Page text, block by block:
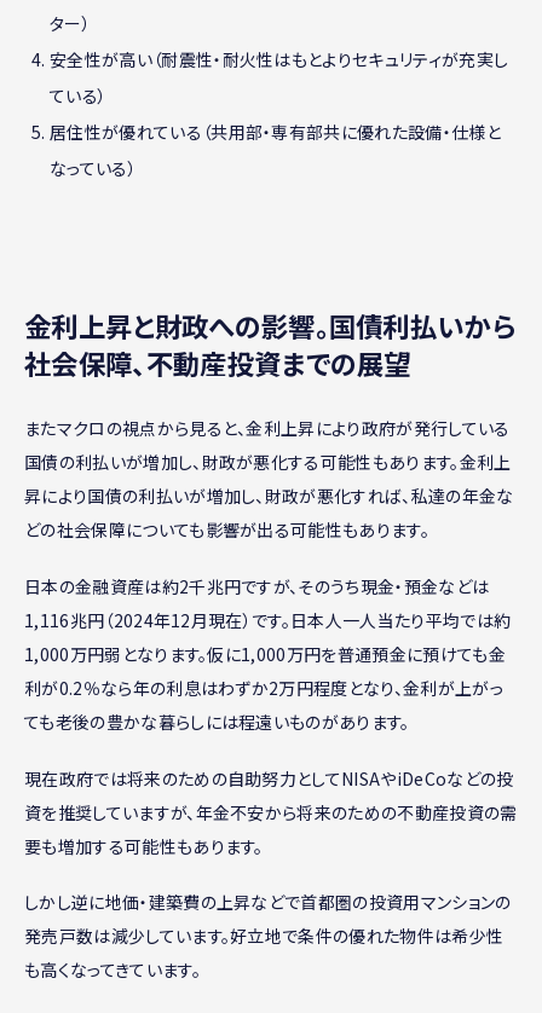
ター）
安全性が高い（耐震性・耐火性はもとよりセキュリティが充実し
ている）
居住性が優れている（共用部・専有部共に優れた設備・仕様と
なっている）
金利上昇と財政への影響。国債利払いから
社会保障、不動産投資までの展望
またマクロの視点から見ると、金利上昇により政府が発行している
国債の利払いが増加し、財政が悪化する可能性もあります。金利上
昇により国債の利払いが増加し、財政が悪化すれば、私達の年金な
どの社会保障についても影響が出る可能性もあります。
日本の金融資産は約2千兆円ですが、そのうち現金・預金などは
1,116兆円（2024年12月現在）です。日本人一人当たり平均では約
1,000万円弱となります。仮に1,000万円を普通預金に預けても金
利が0.2％なら年の利息はわずか2万円程度となり、金利が上がっ
ても老後の豊かな暮らしには程遠いものがあります。
現在政府では将来のための自助努力としてNISAやiDeCoなどの投
資を推奨していますが、年金不安から将来のための不動産投資の需
要も増加する可能性もあります。
しかし逆に地価・建築費の上昇などで首都圏の投資用マンションの
発売戸数は減少しています。好立地で条件の優れた物件は希少性
も高くなってきています。